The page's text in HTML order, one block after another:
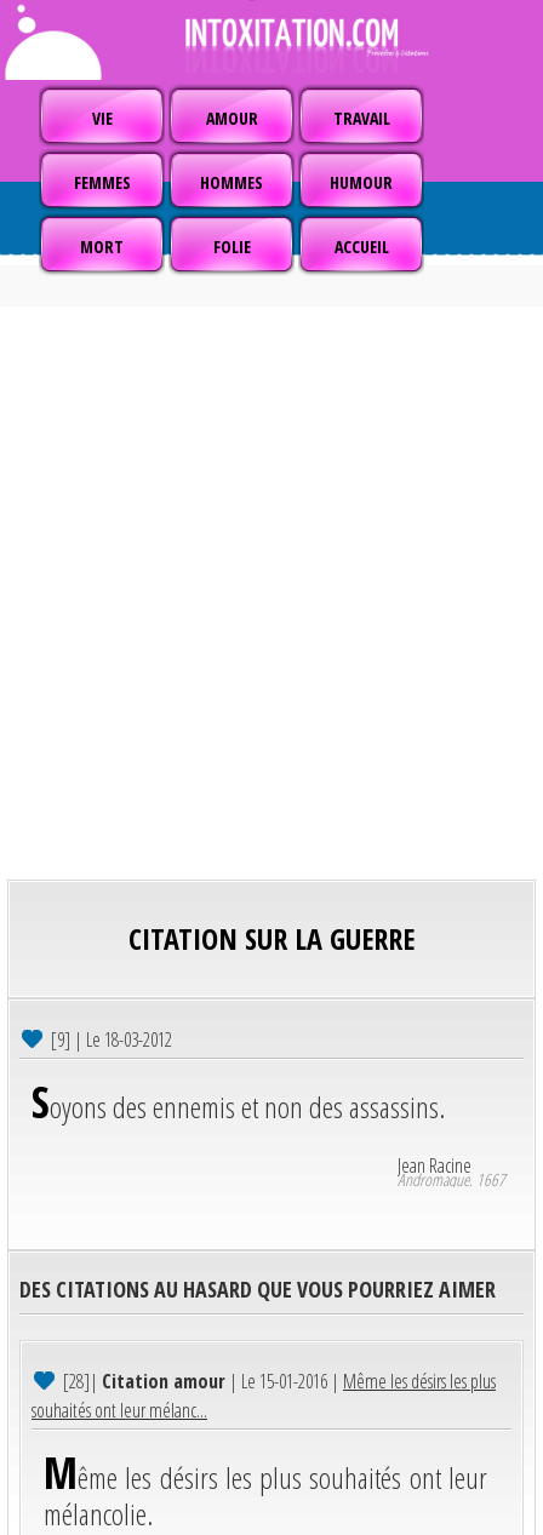
VIE AMOUR TRAVAIL
FEMMES HOMMES HUMOUR
MORT FOLIE ACCUEIL
CITATION SUR LA GUERRE
[9] | Le 18-03-2012
Soyons des ennemis et non des assassins.
Jean Racine
Andromaque. 1667
DES CITATIONS AU HASARD QUE VOUS POURRIEZ AIMER
[28]| Citation amour | Le 15-01-2016 | Même les désirs les plus
souhaités ont leur mélanc...
Même les désirs les plus souhaités ont leur
mélancolie.